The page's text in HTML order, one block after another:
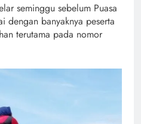
seminggu sebelum Puasa
dengan banyaknya peserta
terutama pada nomor